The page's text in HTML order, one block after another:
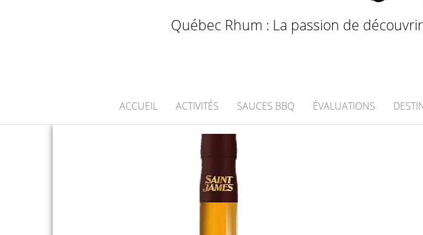
Québec Rhum : La passion de
ACCUEIL ACTIVITÉS SAUCES BBQ ÉVALUATIONS